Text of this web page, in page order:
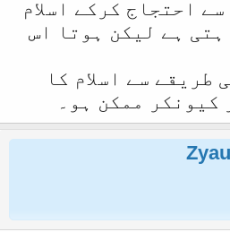
احتجاج کرکے اسلام
ہے لیکن ہوتا اس
طریقے سے اسلام کا
کیونکر ممکن ہو۔